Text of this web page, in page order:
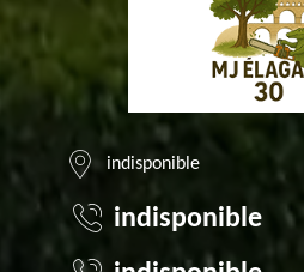
indisponible
indisponible